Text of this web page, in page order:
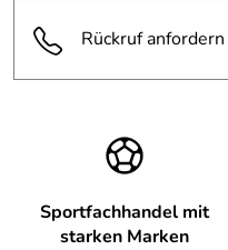
Rückruf anfordern
Sportfachhandel mit
starken Marken